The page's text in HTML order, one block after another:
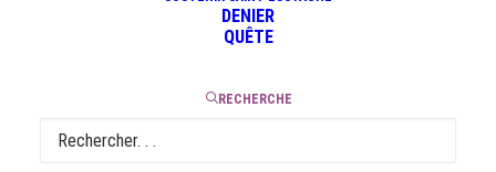
DENIER
QUÊTE
RECHERCHE
19 février 2024